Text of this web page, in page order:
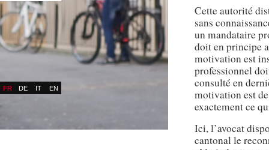
FR DE IT EN
Cette autorité
sans
un mandataire
doit en principe
motivation est
professionnel
consulté en
motivation est
exactement ce
Ici, l’avocat
cantonal le